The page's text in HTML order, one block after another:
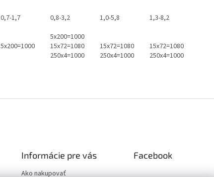
0,7-1,7 0,8-3,2 1,0-5,8
1,3-8,2
5x200=1000
5x200=1000
15x72=1080
250x4=1000
15x72=1080
250x4=1000
15x72=1080
250x4=1000
Informácie pre vás
Ako nakupovať
Facebook